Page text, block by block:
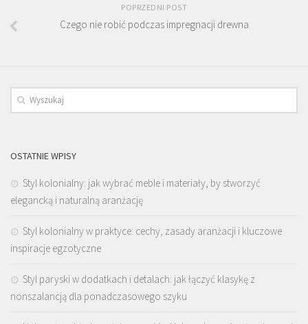
POPRZEDNI POST
Czego nie robić podczas impregnacji drewna
OSTATNIE WPISY
Styl kolonialny: jak wybrać meble i materiały, by stworzyć
elegancką i naturalną aranżację
Styl kolonialny w praktyce: cechy, zasady aranżacji i kluczowe
inspiracje egzotyczne
Styl paryski w dodatkach i detalach: jak łączyć klasykę z
nonszalancją dla ponadczasowego szyku